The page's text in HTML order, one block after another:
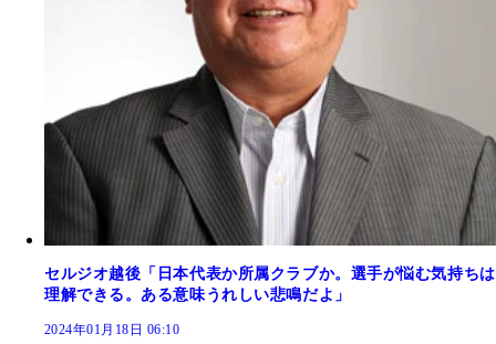
セルジオ越後「日本代表か所属クラブか。選手が悩む気持ちは
理解できる。ある意味うれしい悲鳴だよ」
2024年01月18日 06:10